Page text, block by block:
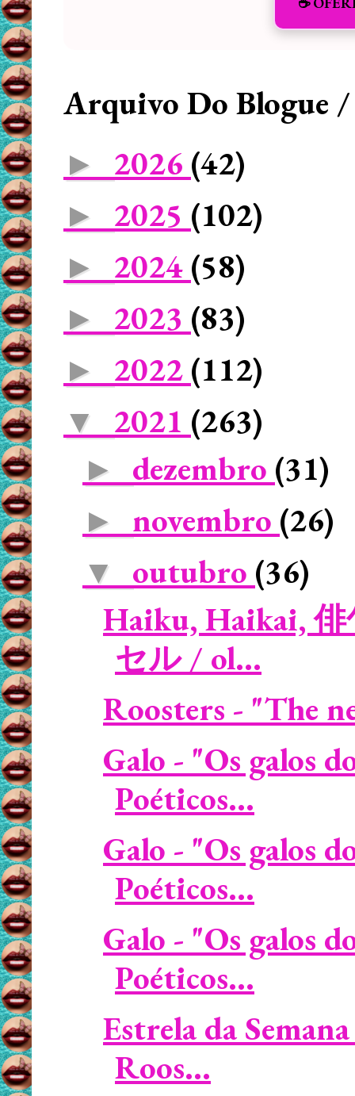
Arquivo Do Blogue
► 2026 (42)
► 2025 (102)
► 2024 (58)
► 2023 (83)
► 2022 (112)
▼ 2021 (263)
► dezembro (31)
► novembro (26)
▼ outubro (36)
Haiku, Haikai, 俳
セル / ol...
Roosters - "The
Galo - "Os galos
Poéticos...
Galo - "Os galos
Poéticos...
Galo - "Os galos
Poéticos...
Estrela da
Roos...